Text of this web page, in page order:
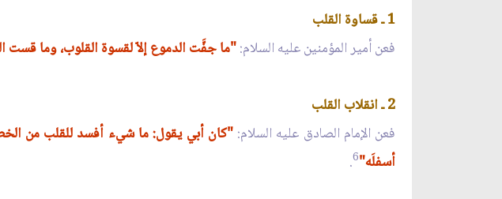
1 ـ قساوة القلب
فعن أمير المؤمنين عليه السلام:"ما جفَّت الدموع إلاّ لقسوة القلوب، وما قست
2 ـ انقلاب القلب
فعن الإمام الصادق عليه السلام:"كان أبي يقول: ما شيء أفسد للقلب من
أسفلَه"6
.